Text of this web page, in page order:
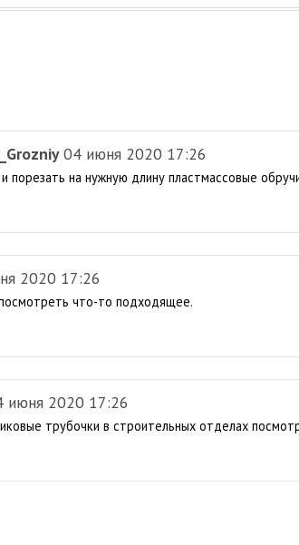
04 июня 2020 17:26
порезать на нужную длину пластмассовые
2020 17:26
что-то подходящее.
июня 2020 17:26
трубочки в строительных отделах